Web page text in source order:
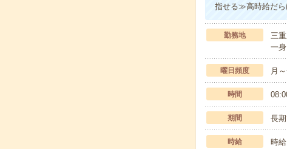
指せる≫高時給だら
勤務地
三
一
曜日頻度 月
時間
期間 長
時給 時